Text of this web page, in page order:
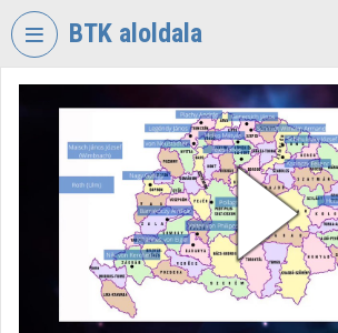
Skip header
BTK aloldala
RESEARCH
CENTRE
HUMANTITIES
Organization home